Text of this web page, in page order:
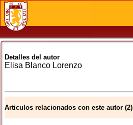
Detalles del autor
Elisa Blanco Lorenzo
Articulos relacionados con este autor (2)